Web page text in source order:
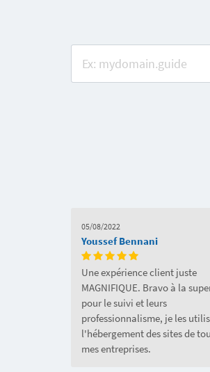
05/08/2022
Youssef Bennani
Une expérience client juste
MAGNIFIQUE. Bravo à la
pour le suivi et leurs
professionnalisme, je les
l'hébergement des sites de
mes entreprises.